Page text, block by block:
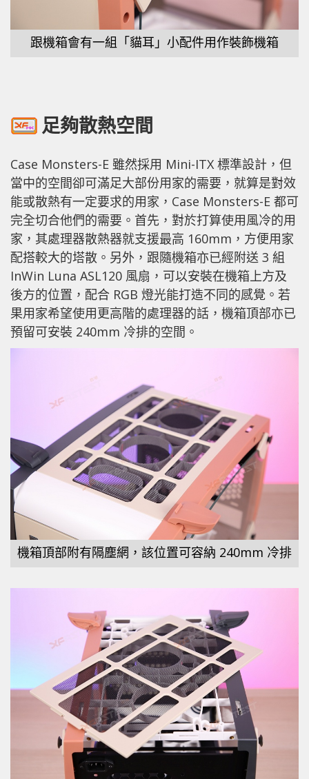
跟機箱會有一組「貓耳」小配件用作裝飾機箱
足夠散熱空間
Case Monsters-E 雖然採用 Mini-ITX 標準設計，但
當中的空間卻可滿足大部份用家的需要，就算是對效
能或散熱有一定要求的用家，Case Monsters-E 都可
完全切合他們的需要。首先，對於打算使用風冷的用
家，其處理器散熱器就支援最高 160mm，方便用家
配搭較大的塔散。另外，跟隨機箱亦已經附送 3 組
InWin Luna ASL120 風扇，可以安裝在機箱上方及
後方的位置，配合 RGB 燈光能打造不同的感覺。若
果用家希望使用更高階的處理器的話，機箱頂部亦已
預留可安裝 240mm 冷排的空間。
機箱頂部附有隔塵網，該位置可容納 240mm 冷排